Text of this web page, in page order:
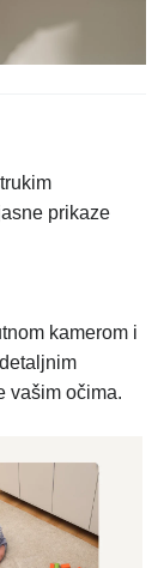
prikaze
kamerom i
vašim očima.